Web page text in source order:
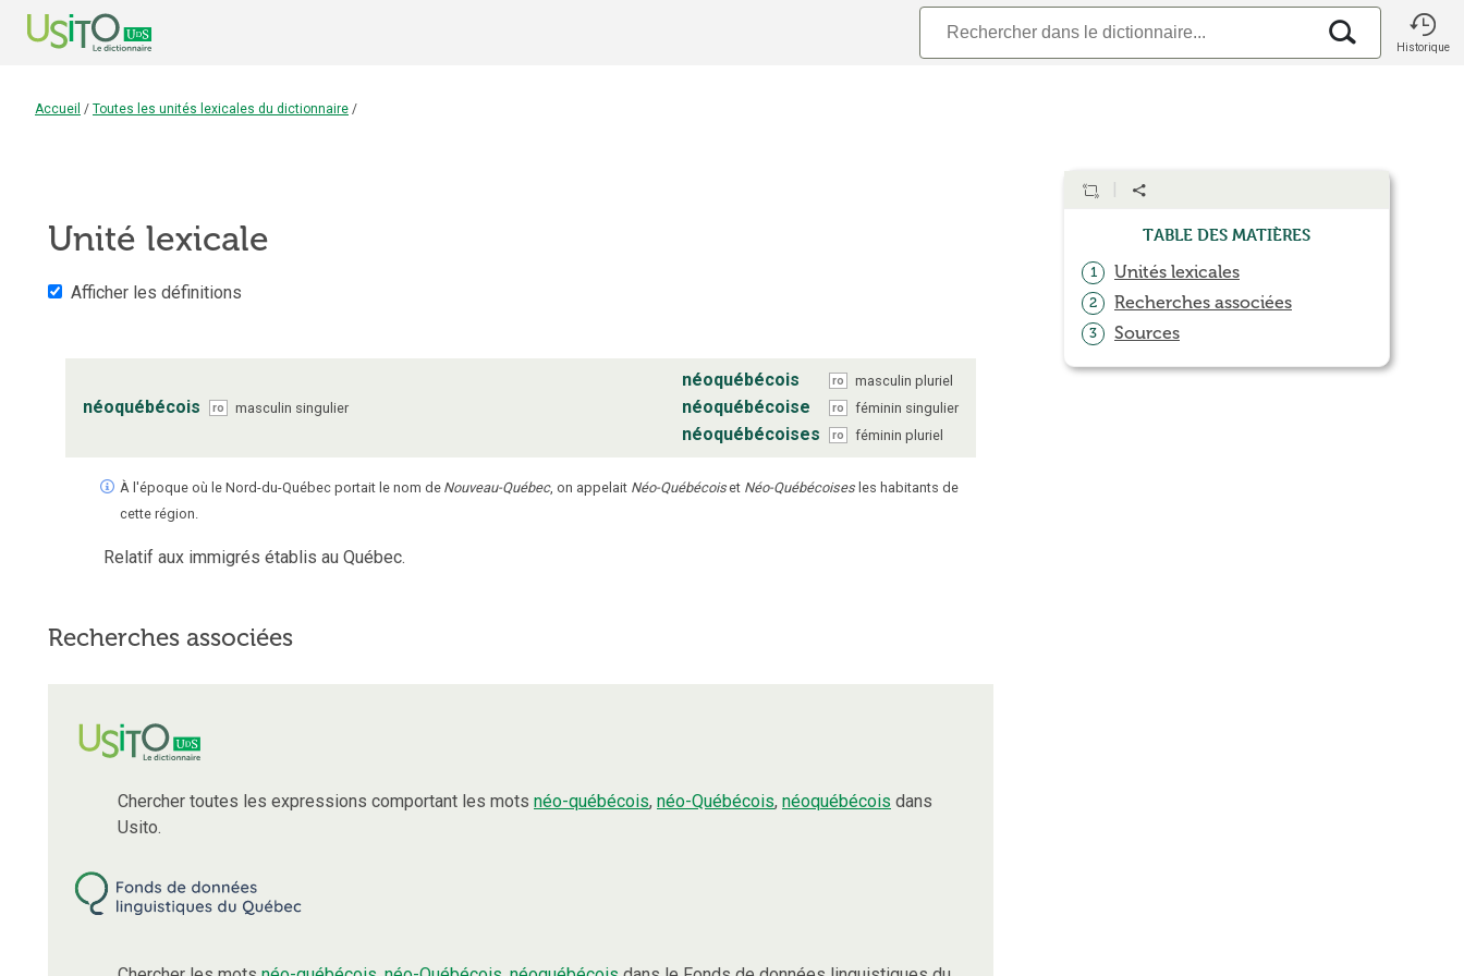
Historique
Accueil / Toutes les unités lexicales du dictionnaire /
Unité lexicale
Afficher les définitions
néoquébécois ro masculin singulier
néoquébécois ro masculin pluriel
néoquébécoise ro féminin singulier
néoquébécoises ro féminin pluriel
À l'époque où le Nord-du-Québec portait le nom de Nouveau-Québec, on appelait Néo-Québécoiset Néo-Québécoises les habitants de
cette région.
Relatif aux immigrés établis au Québec.
Recherches associées
Chercher toutes les expressions comportant les mots néo-québécois, néo-Québécois, néoquébécois dans
Usito.
Table des matières
1 Unités lexicales
2 Recherches associées
3 Sources